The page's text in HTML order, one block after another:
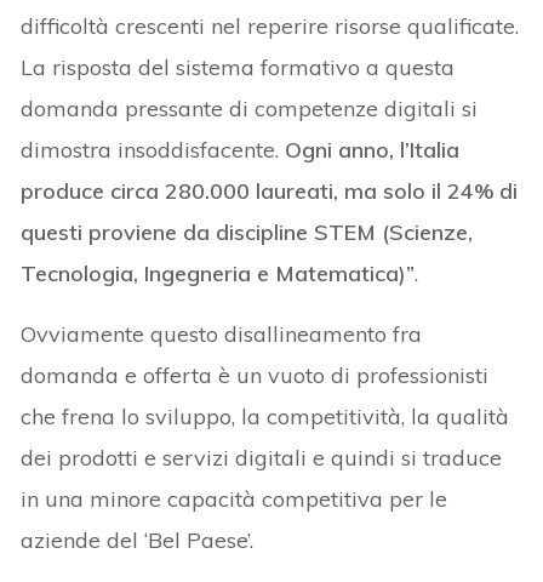
difficoltà crescenti nel reperire risorse qualificate.
La risposta del sistema formativo a questa
domanda pressante di competenze digitali si
dimostra insoddisfacente. Ogni anno, l’Italia
produce circa 280.000 laureati, ma solo il 24% di
questi proviene da discipline STEM (Scienze,
Tecnologia, Ingegneria e Matematica)”.
Ovviamente questo disallineamento fra
domanda e offerta è un vuoto di professionisti
che frena lo sviluppo, la competitività, la qualità
dei prodotti e servizi digitali e quindi si traduce
in una minore capacità competitiva per le
aziende del ‘Bel Paese’.